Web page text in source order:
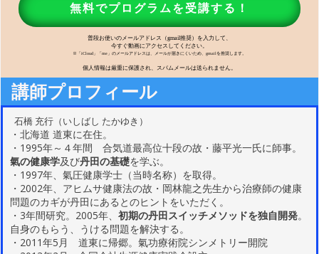
無料でプロ グラムを受講する！
普段お使いのメールアドレス（gmail推奨）を入力して、
今すぐ動画にアクセスしてください。
※「iCloud」「me」のメールアドレスは、メールが届きにくいため、gmailを推奨します。
個人情報は厳重に保護され、スパムメールは送られません。
講師プロフィール
石橋 充行（いしばし たかゆき）
・北海道 道東に在住。
・1995年～４年間 合気道最高位十段の故・藤平光一氏に師事。
氣の健康学及び丹田の基礎を学ぶ。
・1997年、氣圧健康学士（当時名称）を取得。
・2002年、アヒムサ健康法の故・岡林龍之先生から治療師の健康
問題のカギが丹田にあるとのヒントをいただく 。
・3年間研究。2005年、 初期の丹田スイッチメソッドを独自開発。
自身のもらう、うける問題を解決する。
・2011年5月 道東に帰郷。氣功療術院シンメトリー開院